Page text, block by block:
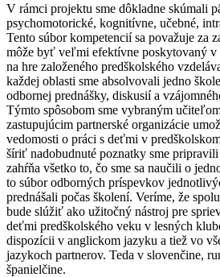
V rámci projektu sme dôkladne skúmali
psychomotorické, kognitívne, učebné,
Tento súbor kompetencií sa považuje za
môže byť veľmi efektívne poskytovaný v
na hre založeného predškolského
každej oblasti sme absolvovali jedno
odbornej prednášky, diskusií a
Týmto spôsobom sme vybraným
zastupujúcim partnerské organizácie
vedomosti o práci s deťmi v
šíriť nadobudnuté poznatky sme
zahŕňa všetko to, čo sme sa naučili o
to súbor odborných príspevkov
prednášali počas školení. Veríme, že
bude slúžiť ako užitočný nástroj pre
deťmi predškolského veku v lesných
dispozícii v anglickom jazyku a tiež vo
jazykoch partnerov. Teda v slovenčine,
španielčine.